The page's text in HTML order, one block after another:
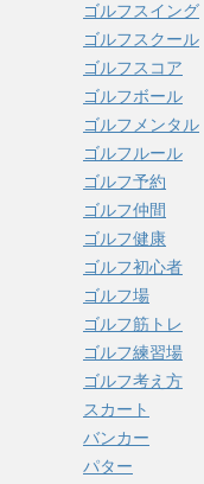
ゴルフスイング
ゴルフスクール
ゴルフスコア
ゴルフボール
ゴルフメンタル
ゴルフルール
ゴルフ予約
ゴルフ仲間
ゴルフ健康
ゴルフ初心者
ゴルフ場
ゴルフ筋トレ
ゴルフ練習場
ゴルフ考え方
スカート
バンカー
パター